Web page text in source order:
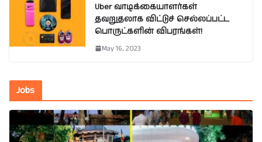
Uber வாடிக்கையாளர்கள்
தவறுதலாக விட்டுச் செல்லப்பட்ட
பொருட்களின் விபரங்கள்!
May 16, 2023
Jobs